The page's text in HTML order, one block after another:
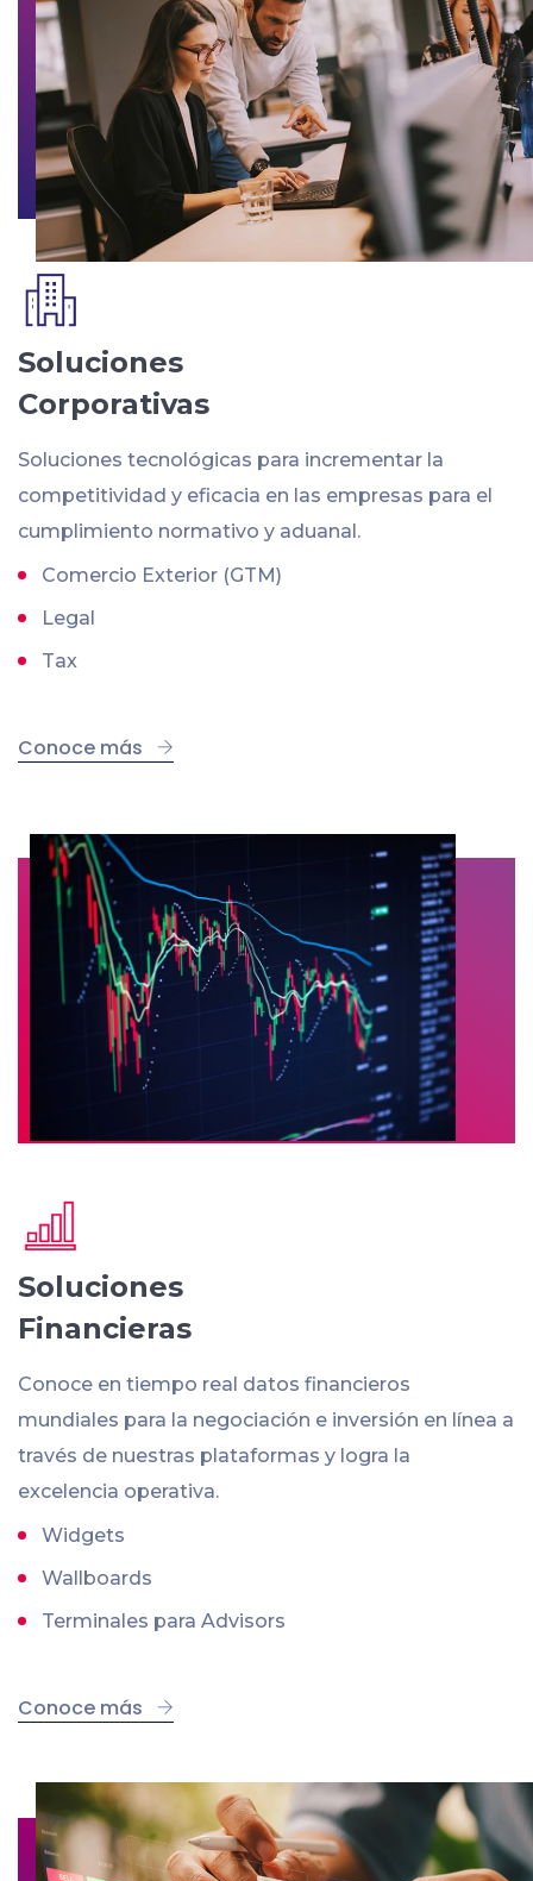
Soluciones
Corporativas
Soluciones tecnológicas para incrementar la
competitividad y eficacia en las empresas para el
cumplimiento normativo y aduanal.
Comercio Exterior (GTM)
Legal
Tax
Conoce más
Soluciones
Financieras
Conoce en tiempo real datos financieros
mundiales para la negociación e inversión en línea a
través de nuestras plataformas y logra la
excelencia operativa.
Widgets
Wallboards
Terminales para Advisors
Conoce más